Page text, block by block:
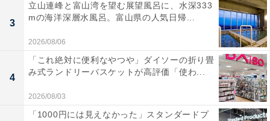
3
立山連峰と富山湾を望む展望風呂に、水深333
mの海洋深層水風呂。富山県の人気日帰...
2026/08/06
4
「これ絶対に便利なやつや」ダイソーの折り畳
み式ランドリーバスケットが高評価「使わ...
2026/08/03
「1000円には見えなかった」スタンダードプ